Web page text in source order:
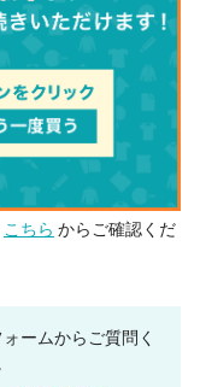
こちら からご確認くだ
ームからご質問く